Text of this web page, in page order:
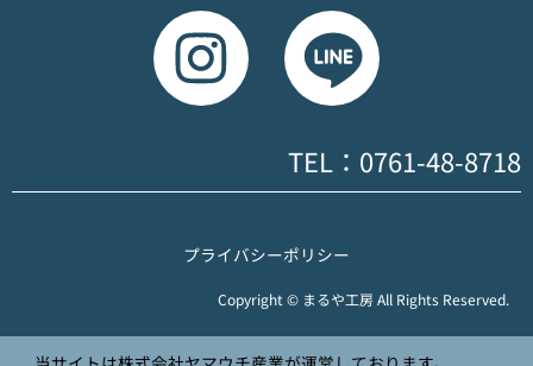
TEL：0761-48-8718
プライバシーポリシー
Copyright © まるや工房 All Rights Reserved.